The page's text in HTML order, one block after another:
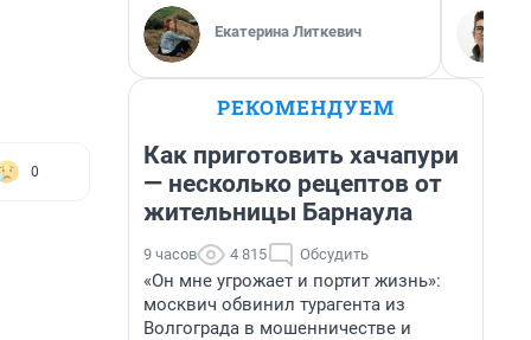
0
Екатерина Литкевич
РЕКОМЕНДУЕМ
Как приготовить хачапури
— несколько рецептов от
жительницы Барнаула
9 часов 4 815 Обсудить
«Он мне угрожает и портит жизнь»:
москвич обвинил турагента из
Волгограда в мошенничестве и